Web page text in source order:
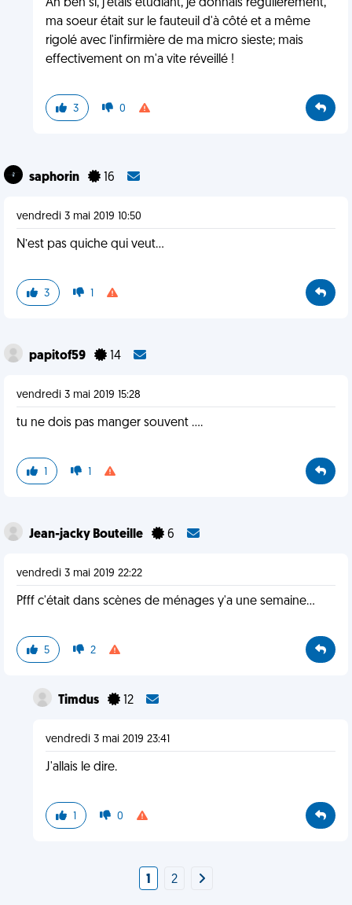
Ah ben si, j'étais étudiant, je donnais régulièrement,
ma soeur était sur le fauteuil d'à côté et a même
rigolé avec l'infirmière de ma micro sieste; mais
effectivement on m'a vite réveillé !
3 0
saphorin 16
vendredi 3 mai 2019 10:50
N’est pas quiche qui veut...
3 1
papitof59 14
vendredi 3 mai 2019 15:28
tu ne dois pas manger souvent ....
1 1
Jean-jacky Bouteille 6
vendredi 3 mai 2019 22:22
Pfff c'était dans scènes de ménages y'a une semaine...
5 2
Timdus 12
vendredi 3 mai 2019 23:41
J'allais le dire.
1 0
1 2